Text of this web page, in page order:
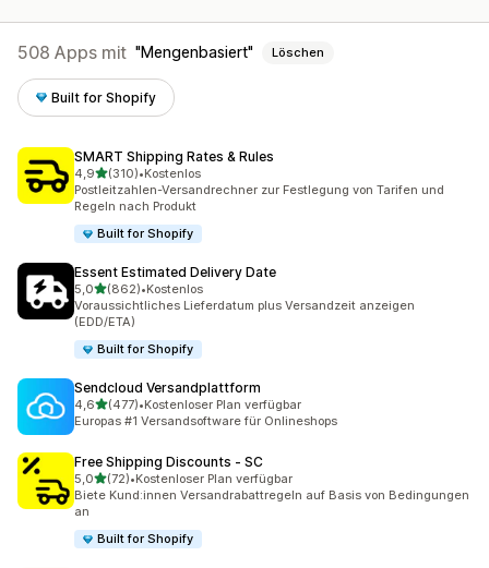
508 Apps mit Mengenbasiert Löschen
Built for Shopify
SMART Shipping Rates & Rules
4,9von 5 Sternen
(310)
310 Rezensionen insgesamt
•Kostenlos
Postleitzahlen-Versandrechner zur Festlegung von Tarifen und
Regeln nach Produkt
Built for Shopify
Essent Estimated Delivery Date
5,0von 5 Sternen
(862)
862 Rezensionen insgesamt
•Kostenlos
Voraussichtliches Lieferdatum plus Versandzeit anzeigen
(EDD/ETA)
Built for Shopify
Sendcloud Versandplattform
4,6von 5 Sternen
(477)
477 Rezensionen insgesamt
•Kostenloser Plan verfügbar
Europas #1 Versandsoftware für Onlineshops
Free Shipping Discounts ‑ SC
5,0von 5 Sternen
(72)
72 Rezensionen insgesamt
•Kostenloser Plan verfügbar
Biete Kund:innen Versandrabattregeln auf Basis von Bedingungen
an
Built for Shopify